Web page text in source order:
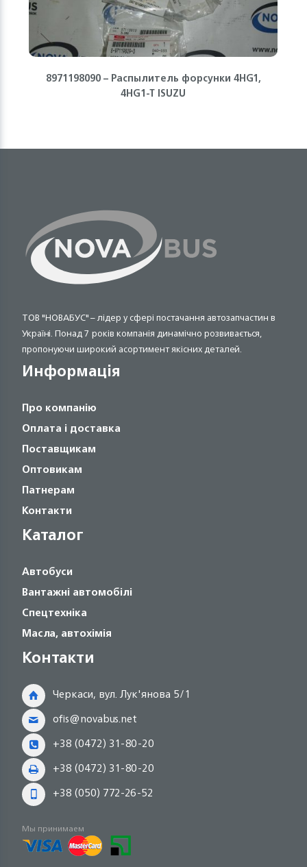
8971198090 – Распылитель форсунки 4HG1,
4HG1-T ISUZU
ТОВ "НОВАБУС" – лідер у сфері постачання автозапчастин в
Україні. Понад 7 років компанія динамічно розвивається,
пропонуючи широкий асортимент якісних деталей.
Информація
Про компанію
Оплата і доставка
Поставщикам
Оптовикам
Патнерам
Контакти
Каталог
Автобуси
Вантажні автомобілі
Спецтехніка
Масла, автохімія
Контакти
Черкаси, вул. Лук'янова 5/1
ofis@novabus.net
+38 (0472) 31-80-20
+38 (0472) 31-80-20
+38 (050) 772-26-52
Мы принимаем